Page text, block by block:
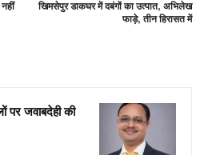
खिमसेपुर डाकघर में दबंगों का उत्पात, अभिलेख
फाड़े, तीन हिरासत में
जवाबदेही की